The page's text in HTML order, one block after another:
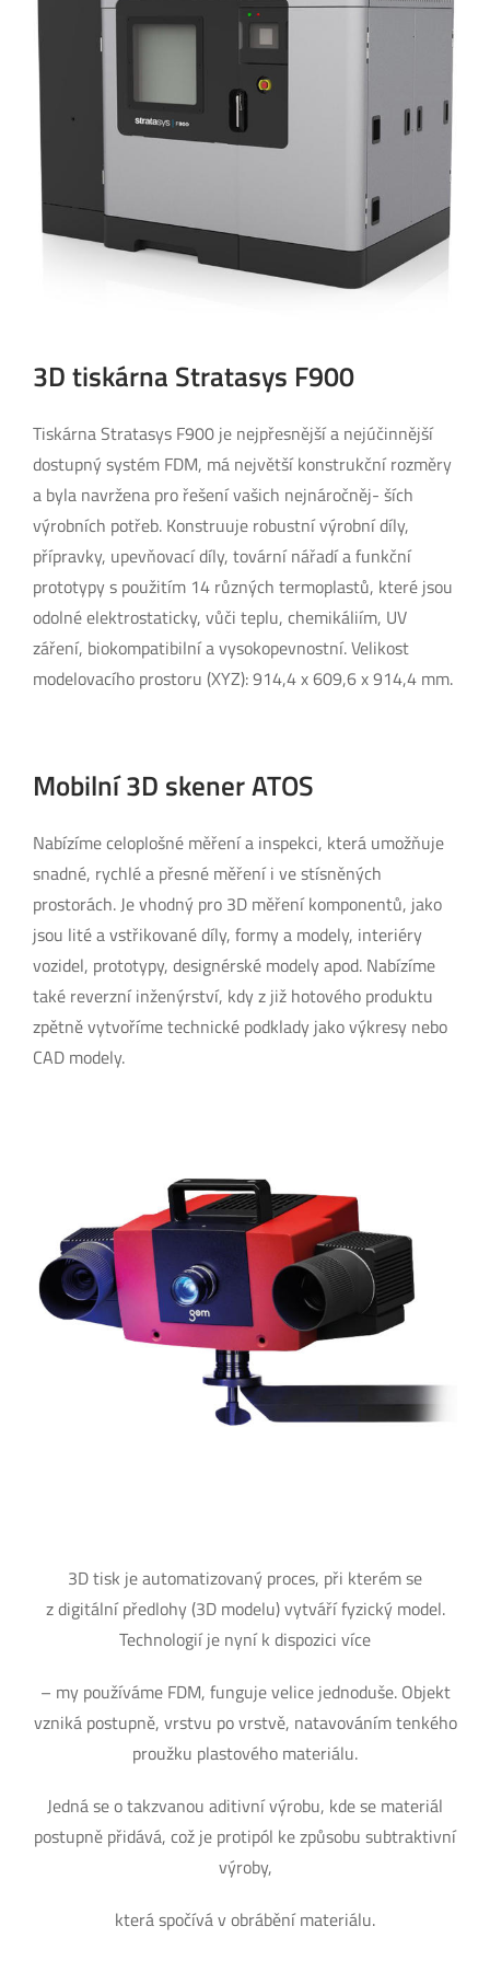
3D tiskárna Stratasys F900
Tiskárna Stratasys F900 je nejpřesnější a nejúčinnější
dostupný systém FDM, má největší konstrukční rozměry
a byla navržena pro řešení vašich nejnáročněj- ších
výrobních potřeb. Konstruuje robustní výrobní díly,
přípravky, upevňovací díly, tovární nářadí a funkční
prototypy s použitím 14 různých termoplastů, které jsou
odolné elektrostaticky, vůči teplu, chemikáliím, UV
záření, biokompatibilní a vysokopevnostní. Velikost
modelovacího prostoru (XYZ): 914,4 x 609,6 x 914,4 mm.
Mobilní 3D skener ATOS
Nabízíme celoplošné měření a inspekci, která umožňuje
snadné, rychlé a přesné měření i ve stísněných
prostorách. Je vhodný pro 3D měření komponentů, jako
jsou lité a vstřikované díly, formy a modely, interiéry
vozidel, prototypy, designérské modely apod. Nabízíme
také reverzní inženýrství, kdy z již hotového produktu
zpětně vytvoříme technické podklady jako výkresy nebo
CAD modely.
3D tisk je automatizovaný proces, při kterém se
z digitální předlohy (3D modelu) vytváří fyzický model.
Technologií je nyní k dispozici více
– my používáme FDM, funguje velice jednoduše. Objekt
vzniká postupně, vrstvu po vrstvě, natavováním tenkého
proužku plastového materiálu.
Jedná se o takzvanou aditivní výrobu, kde se materiál
postupně přidává, což je protipól ke způsobu subtraktivní
výroby,
která spočívá v obrábění materiálu.